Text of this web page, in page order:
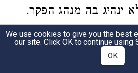
ינהיג בה מנהג הפקר.
8:12
We use cookies to give you the best
our site. Click OK to continue using
OK